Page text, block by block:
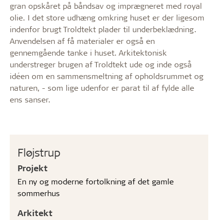
Fløjstrup
Projekt
En ny og moderne fortolkning af det gamle
sommerhus
Arkitekt
gran opskåret på båndsav og imprægneret med royal
olie. I det store udhæng omkring huset er der ligesom
indenfor brugt Troldtekt plader til underbeklædning.
Anvendelsen af få materialer er også en
gennemgående tanke i huset. Arkitektonisk
understreger brugen af Troldtekt ude og inde også
idéen om en sammensmeltning af opholdsrummet og
naturen, - som lige udenfor er parat til af fylde alle
ens sanser.